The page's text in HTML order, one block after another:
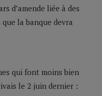
d’amende liée à des
la banque devra
qui font moins bien
le 2 juin dernier :